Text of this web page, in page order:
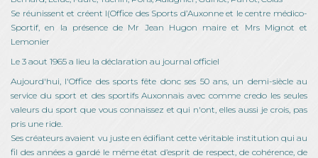
Se réunissent et créent l(Office des Sports d’Auxonne et le centre médico-
Sportif, en la présence de Mr Jean Hugon maire et Mrs Mignot et
Lemonier
Le 3 aout 1965 a lieu la déclaration au journal officiel
Aujourd'hui, l'Office des sports fête donc ses 50 ans, un demi-siècle au
service du sport et des sportifs Auxonnais avec comme credo les seules
valeurs du sport que vous connaissez et qui n'ont, elles aussi je crois, pas
pris une ride.
Ses créateurs avaient vu juste en édifiant cette véritable institution qui au
fil des années a gardé le même état d’esprit de respect, de cohérence, de